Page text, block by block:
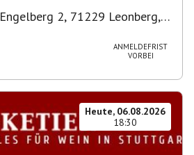
Engelberg 2, 71229 Leonberg,
ANMELDEFRIST
VORBEI
Heute, 06.08.2026
18:30